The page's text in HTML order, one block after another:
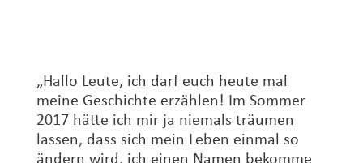
„Hallo Leute, ich darf euch heute mal
meine Geschichte erzählen! Im Sommer
2017 hätte ich mir ja niemals träumen
lassen, dass sich mein Leben einmal so
ändern wird, ich einen Namen bekomme